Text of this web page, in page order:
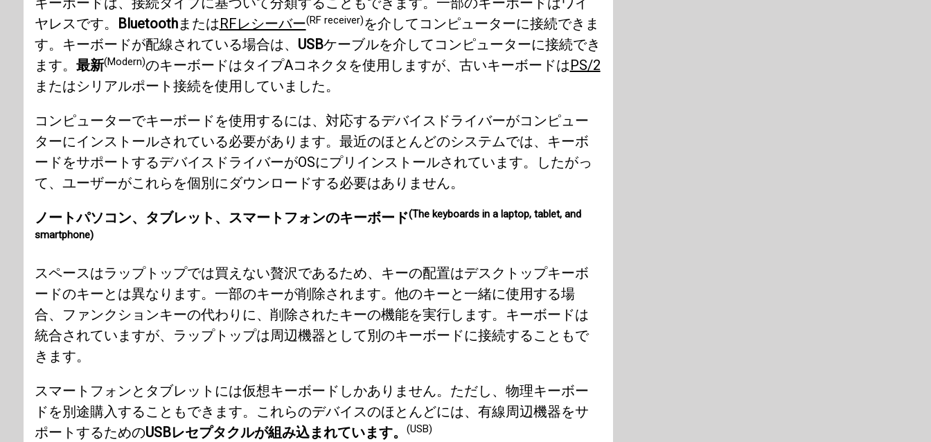
ヤレスです。
BluetoothまたはRFレシーバー(RF receiver)を介してコンピューターに接続できま
す。キーボードが配線されている場合は、 USBケーブルを介してコンピューターに接続でき
ます。 最新(Modern)のキーボードはタイプAコネクタを使用しますが、古いキーボードはPS/2
またはシリアルポート接続を使用していました。
コンピューターでキーボードを使用するには、対応するデバイスドライバーがコンピュー
ターにインストールされている必要があります。最近のほとんどのシステムでは、キーボ
ードをサポートするデバイスドライバーがOSにプリインストールされています。したがっ
て、ユーザーがこれらを個別にダウンロードする必要はありません。
ノートパソコン、タブレット、スマートフォンのキーボード(The keyboards in a laptop, tablet, and
smartphone)
スペースはラップトップでは買えない贅沢であるため、キーの配置はデスクトップキーボ
ードのキーとは異なります。一部のキーが削除されます。他のキーと一緒に使用する場
合、ファンクションキーの代わりに、削除されたキーの機能を実行します。キーボードは
統合されていますが、ラップトップは周辺機器として別のキーボードに接続することもで
きます。
スマートフォンとタブレットには仮想キーボードしかありません。ただし、物理キーボー
ドを別途購入することもできます。これらのデバイスのほとんどには、有線周辺機器をサ
ポートするためのUSBレセプタクルが組み込まれています。 (USB)